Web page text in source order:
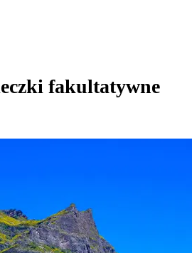
fakultatywne